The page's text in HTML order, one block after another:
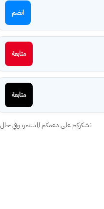
انضم
متابعة
متابعة
نشكركم على دعمكم المستمر، وفي حال